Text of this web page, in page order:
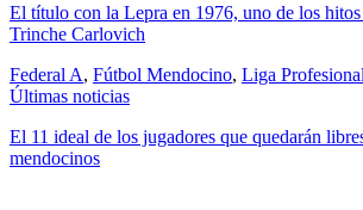
El título con la Lepra en 1976, uno de los hitos
Trinche Carlovich
Federal A, Fútbol Mendocino, Liga Profesional
Últimas noticias
El 11 ideal de los jugadores que quedarán
mendocinos